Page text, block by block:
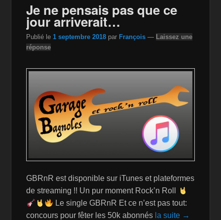
Je ne pensais pas que ce
jour arriverait…
Publié le 1 septembre 2018 par François — Laissez une
réponse
GBRnR est disponible sur iTunes et plateformes
de streaming !! Un pur moment Rock’n Roll
Le single GBRnR Et ce n’est pas tout:
concours pour fêter les 50k abonnés la suite →